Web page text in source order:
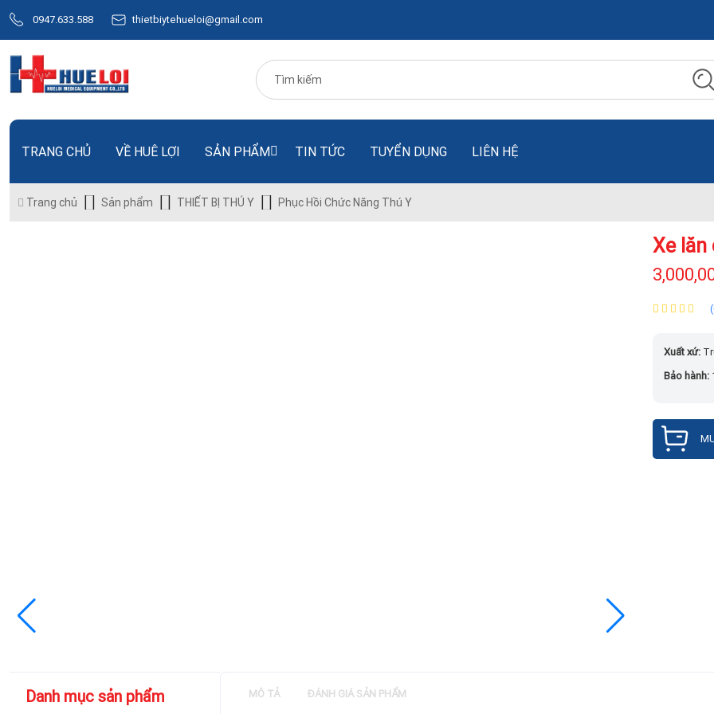
0947.633.588 thietbiytehueloi@gmail.com
TRANG CHỦ VỀ HUÊ LỢI SẢN PHẨM TIN TỨC TUYỂN DỤNG LIÊN HỆ
Trang chủ Sản phẩm THIẾT BỊ THÚ Y Phục Hồi Chức Năng Thú Y
Xe lăn
Xuất xứ:
Bảo hành:
Danh mục sản phẩm MÔ TẢ ĐÁNH GIÁ SẢN PHẨM